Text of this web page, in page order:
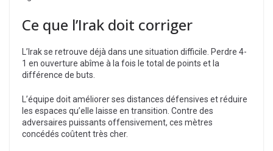
Ce que l’Irak doit corriger
L’Irak se retrouve déjà dans une situation difficile. Perdre 4-
1 en ouverture abîme à la fois le total de points et la
différence de buts.
L’équipe doit améliorer ses distances défensives et réduire
les espaces qu’elle laisse en transition. Contre des
adversaires puissants offensivement, ces mètres
concédés coûtent très cher.